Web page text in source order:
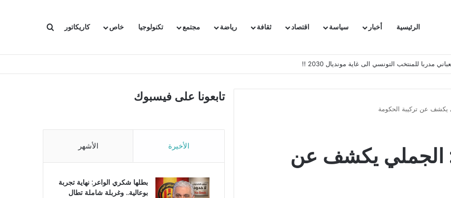
الرئيسية أخبار سياسة اقتصاد ثقافة رياضة مجتمع تكنولوجيا خاص كاريكاتور بحث عن
السفيرة الفرنسية بتونس وتبلغها احتجاجا شديد اللهجة !!
الجملي يكشف عن
تابعونا على فيسبوك
الأخيرة الأشهر
بطلها شكري الواعر: نهاية تجربة
بوعالية.. وغربلة شاملة تطال